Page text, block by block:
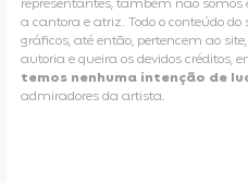
representantes, também não
a cantora e atriz. Todo o conteúdo do
gráficos, até então, pertencem ao
autoria e queira os devidos créditos,
temos nenhuma intenção de
admiradores da artista.